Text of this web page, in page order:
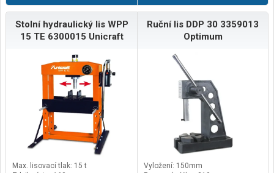
Stolní hydraulický lis WPP
15 TE 6300015 Unicraft
Max. lisovací tlak: 15 t
Ruční lis DDP 30 3359013
Optimum
Vyložení: 150mm